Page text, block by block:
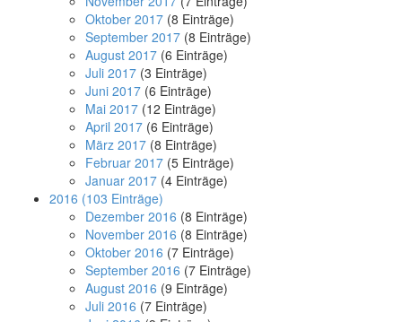
Oktober 2017 (8 Einträge)
September 2017 (8 Einträge)
August 2017 (6 Einträge)
Juli 2017 (3 Einträge)
Juni 2017 (6 Einträge)
Mai 2017 (12 Einträge)
April 2017 (6 Einträge)
März 2017 (8 Einträge)
Februar 2017 (5 Einträge)
Januar 2017 (4 Einträge)
2016 (103 Einträge)
Dezember 2016 (8 Einträge)
November 2016 (8 Einträge)
Oktober 2016 (7 Einträge)
September 2016 (7 Einträge)
August 2016 (9 Einträge)
Juli 2016 (7 Einträge)